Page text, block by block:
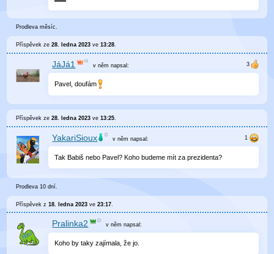
Prodleva měsíc.
Příspěvek ze28. ledna 2023 ve13:28.
JáJá1 v něm napsal:
Pavel, doufám
Příspěvek ze28. ledna 2023 ve13:25.
YakariSioux v němnapsal:
Tak Babiš nebo Pavel? Koho budeme mít za prezidenta?
Prodleva 10 dní.
Příspěvek z18. ledna 2023 ve23:17
Pralinka2 v něm napsal:
Koho by taky zajímala, že jo.